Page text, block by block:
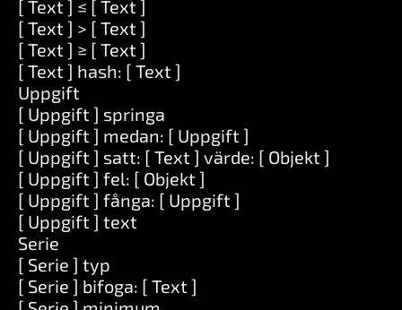
[ Text ] ≤ [ Text ]
[ Text ] > [ Text ]
[ Text ] ≥ [ Text ]
[ Text ] hash: [ Text ]
Uppgift
[ Uppgift ] springa
[ Uppgift ] medan: [ Uppgift ]
[ Uppgift ] satt: [ Text ] värde: [ Objekt ]
[ Uppgift ] fel: [ Objekt ]
[ Uppgift ] fånga: [ Uppgift ]
[ Uppgift ] text
Serie
[ Serie ] typ
[ Serie ] bifoga: [ Text ]